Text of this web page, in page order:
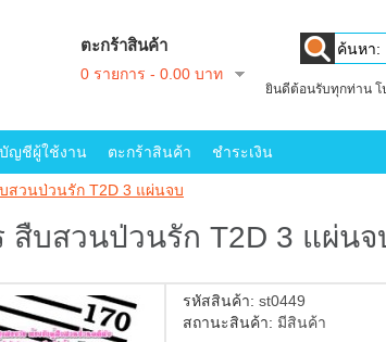
ตะกร้าสินค้า
0 รายการ - 0.00 บาท
ยินดีต้อนรับทุกท่าน โ
บัญชีผู้ใช้งาน ตะกร้าสินค้า ชำระเงิน
สวนป่วนรัก T2D 3 แผ่นจบ
สืบสวนป่วนรัก T2D 3 แผ่นจ
รหัสสินค้า: st0449
สถานะสินค้า: มีสินค้า